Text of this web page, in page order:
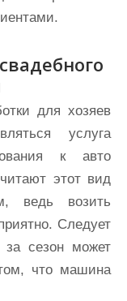
для хозяев
услуга
к авто
этот вид
ведь возить
Следует
за сезон может
что машина